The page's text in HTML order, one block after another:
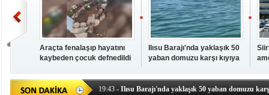
Araçta fenalaşıp hayatını
kaybeden çocuk defnedildi
Ilısu Barajı'nda yaklaşık 50
yaban domuzu karşı kıyıya
- OKUMAK İÇİN TIKLAYIN
19:43 - Ilısu Barajı'nda yaklaşık 50 yaban domuzu